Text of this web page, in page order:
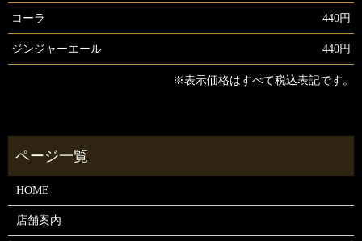
コーラ 440円
ジンジャーエール 440円
※表示価格はすべて税込表記です。
HOME
店舗案内